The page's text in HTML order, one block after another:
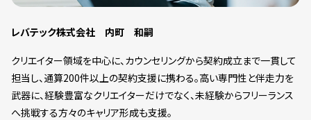
レバテック株式会社 内町 和嗣
クリエイター領域を中心に、カウンセリングから契約成立まで一貫して
担当し、通算200件以上の契約支援に携わる。高い専門性と伴走力を
武器に、経験豊富なクリエイターだけでなく、未経験からフリーランス
へ挑戦する方々のキャリア形成も支援。